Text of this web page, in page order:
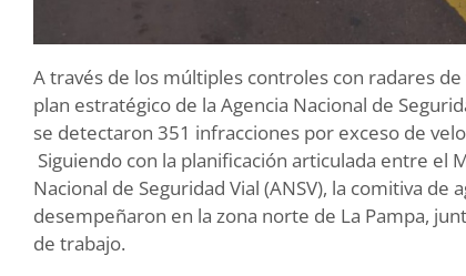
A través de los múltiples controles con radares
plan estratégico de la Agencia Nacional de
se detectaron 351 infracciones por exceso de
Siguiendo con la planificación articulada entre el
Nacional de Seguridad Vial (ANSV), la comitiva de
desempeñaron en la zona norte de La Pampa,
de trabajo.